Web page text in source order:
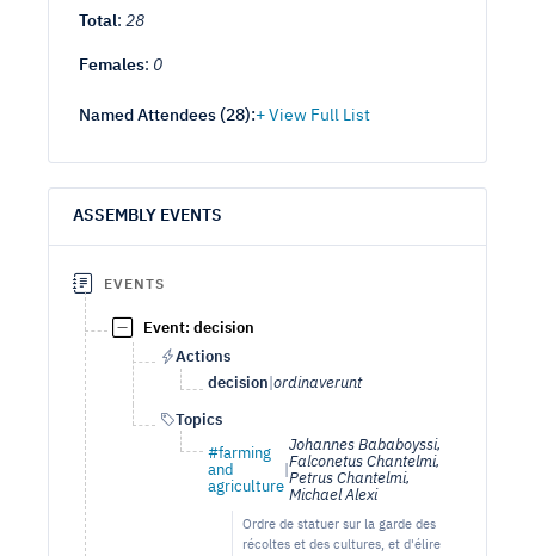
Total: 28
Females: 0
Named Attendees (28):
ASSEMBLY EVENTS
EVENTS
Event: decision
Actions
decision ordinaverunt
Topics
#farming
and
agriculture
Johannes Bababoyssi,
Falconetus Chantelmi,
Petrus Chantelmi,
Michael Alexi
Ordre de statuer sur la garde des
récoltes et des cultures, et d'élire